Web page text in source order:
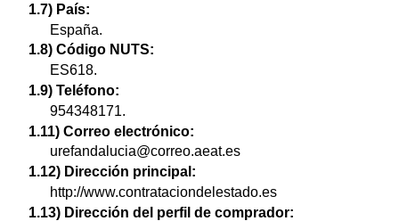
1.7) País:
España.
1.8) Código NUTS:
ES618.
1.9) Teléfono:
954348171.
1.11) Correo electrónico:
urefandalucia@correo.aeat.es
1.12) Dirección principal:
http://www.contrataciondelestado.es
1.13) Dirección del perfil de comprador: